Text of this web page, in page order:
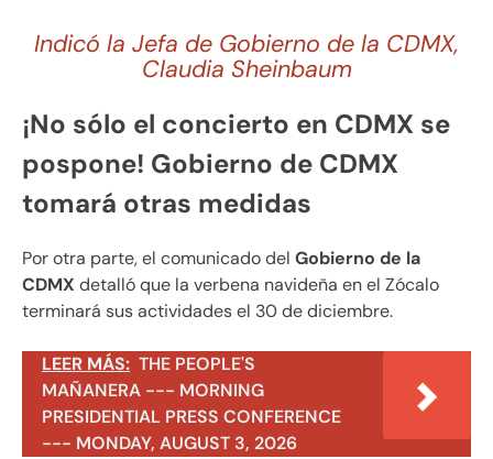
Indicó la Jefa de Gobierno de la CDMX,
Claudia Sheinbaum
¡No sólo el concierto en CDMX se
pospone! Gobierno de CDMX
tomará otras medidas
Por otra parte, el comunicado del Gobierno de la
CDMX detalló que la verbena navideña en el Zócalo
terminará sus actividades el 30 de diciembre.
LEER MÁS: THE PEOPLE'S
MAÑANERA --- MORNING
PRESIDENTIAL PRESS CONFERENCE
--- MONDAY, AUGUST 3, 2026